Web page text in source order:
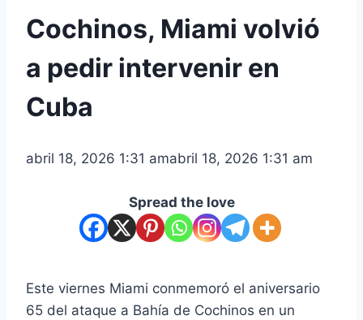
Cochinos, Miami volvió
a pedir intervenir en
Cuba
abril 18, 2026 1:31 amabril 18, 2026 1:31 am
Spread the love
Este viernes Miami conmemoró el aniversario
65 del ataque a Bahía de Cochinos en un